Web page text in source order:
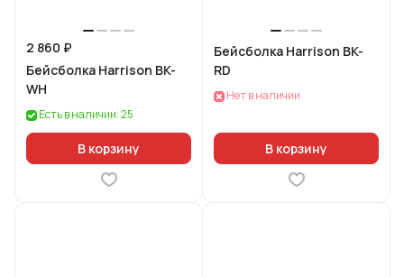
2 860 ₽
Бейсболка Harrison BK-
WH
Есть в наличии: 25
В корзину
Бейсболка Harrison BK-
RD
Нет в наличии
В корзину